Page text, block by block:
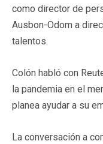
como director de
Ausbon-Odom a
talentos.
Colón habló con
la pandemia en el
planea ayudar a su
La conversación a